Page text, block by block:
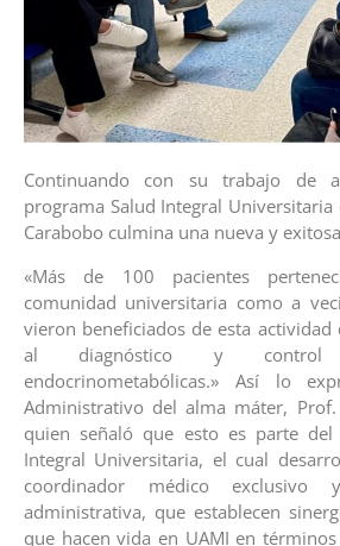
Continuando con su trabajo de
programa Salud Integral
Carabobo culmina una nueva y
«Más de 100 pacientes
comunidad universitaria como a
vieron beneficiados de esta actividad
al diagnóstico y control
endocrinometabólicas.» Así lo
Administrativo del alma máter, Prof.
quien señaló que esto es parte del
Integral Universitaria, el cual
coordinador médico exclusivo
administrativa, que establecen
que hacen vida en UAMI en